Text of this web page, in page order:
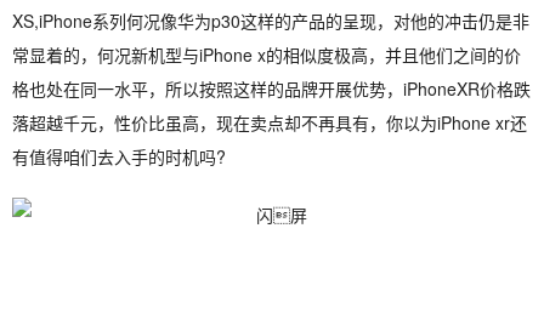
XS,iPhone系列何况像华为p30这样的产品的呈现，对他的冲击仍是非
常显着的，何况新机型与iPhone x的相似度极高，并且他们之间的价
格也处在同一水平，所以按照这样的品牌开展优势，iPhoneXR价格跌
落超越千元，性价比虽高，现在卖点却不再具有，你以为iPhone xr还
有值得咱们去入手的时机吗?